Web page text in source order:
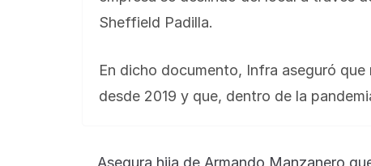
Sheffield Padilla.
En dicho documento, Infra aseguró
desde 2019 y que, dentro de la
Asegura hija de Armando Manzanero